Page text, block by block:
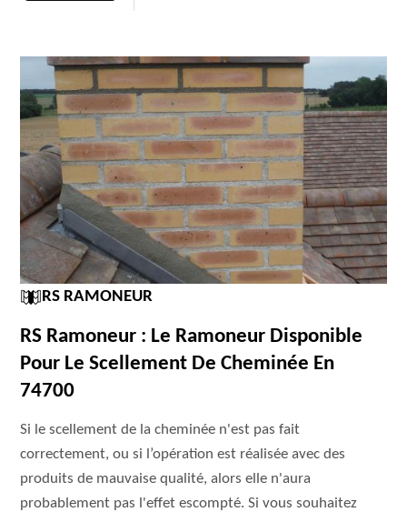
RS RAMONEUR
RS Ramoneur : Le Ramoneur Disponible
Pour Le Scellement De Cheminée En
74700
Si le scellement de la cheminée n'est pas fait
correctement, ou si l’opération est réalisée avec des
produits de mauvaise qualité, alors elle n'aura
probablement pas l'effet escompté. Si vous souhaitez